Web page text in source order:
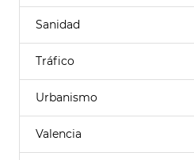
Sanidad
Tráfico
Urbanismo
Valencia